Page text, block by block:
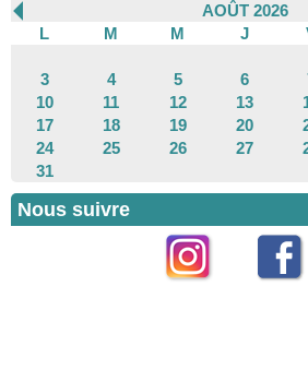
AOÛT 2026
L
M M J
3
4 5 6
10
11 12 13
17
18 19 20
24
25 26 27
31
Nous suivre